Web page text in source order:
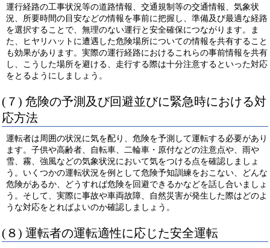
運行経路の工事状況等の道路情報、交通規制等の交通情報、気象状
況、所要時間の目安などの情報を事前に把握し、準備及び最適な経路
を選択することで、無理のない運行と安全確保につながります。ま
た、ヒヤリハットに遭遇した危険場所についての情報を共有すること
も効果があります。実際の運行経路におけるこれらの事前情報を共有
し、こうした場所を避ける、走行する際は十分注意するといった対応
をとるようにしましょう。
(７) 危険の予測及び回避並びに緊急時における対
応方法
運転者は周囲の状況に気を配り、危険を予測して運転する必要があり
ます。子供や高齢者、自転車、二輪車・原付などの注意点や、雨や
雪、霧、強風などの気象状況において気をつける点を確認しましょ
う。いくつかの運転状況を例として危険予知訓練をおこない、どんな
危険があるか、どうすれば危険を回避できるかなどを話し合いましょ
う。そして、実際に事故や車両故障、自然災害が発生した際はどのよ
うな対応をとればよいのか確認しましょう。
(８) 運転者の運転適性に応じた安全運転